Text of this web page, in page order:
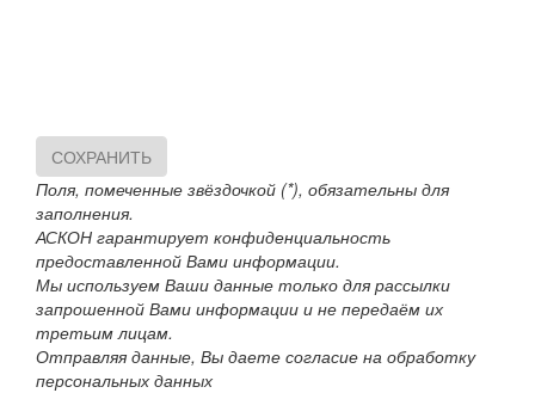
СОХРАНИТЬ
Поля, помеченные звёздочкой (*), обязательны для
заполнения.
АСКОН гарантирует конфиденциальность
предоставленной Вами информации.
Мы используем Ваши данные только для рассылки
запрошенной Вами информации и не передаём их
третьим лицам.
Отправляя данные, Вы даете согласие на обработку
персональных данных